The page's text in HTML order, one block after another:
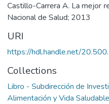
Castillo-Carrera A. La mejor
Nacional de Salud; 2013
URI
https://hdl.handle.net/
Collections
Libro - Subdirección de
Alimentación y Vida Saludable